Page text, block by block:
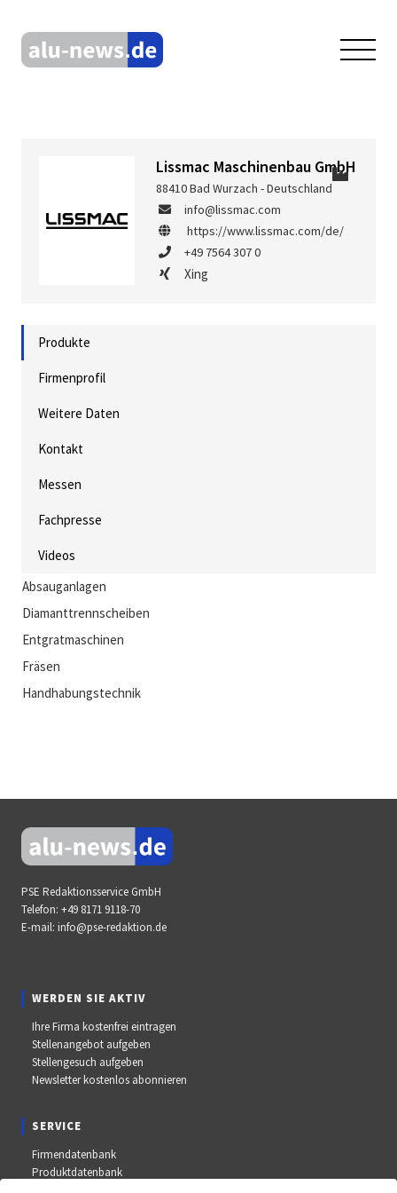
Lissmac Maschinenbau GmbH
88410 Bad Wurzach - Deutschland
info@lissmac.com
https://www.lissmac.com/de/
+49 7564 307 0
Xing
Produkte
Firmenprofil
Weitere Daten
Kontakt
Messen
Fachpresse
Videos
Absauganlagen
Diamanttrennscheiben
Entgratmaschinen
Fräsen
Handhabungstechnik
PSE Redaktionsservice GmbH
Telefon: +49 8171 9118-70
E-mail: info@pse-redaktion.de
WERDEN SIE AKTIV
Ihre Firma kostenfrei eintragen
Stellenangebot aufgeben
Stellengesuch aufgeben
Newsletter kostenlos abonnieren
SERVICE
Firmendatenbank
Produktdatenbank